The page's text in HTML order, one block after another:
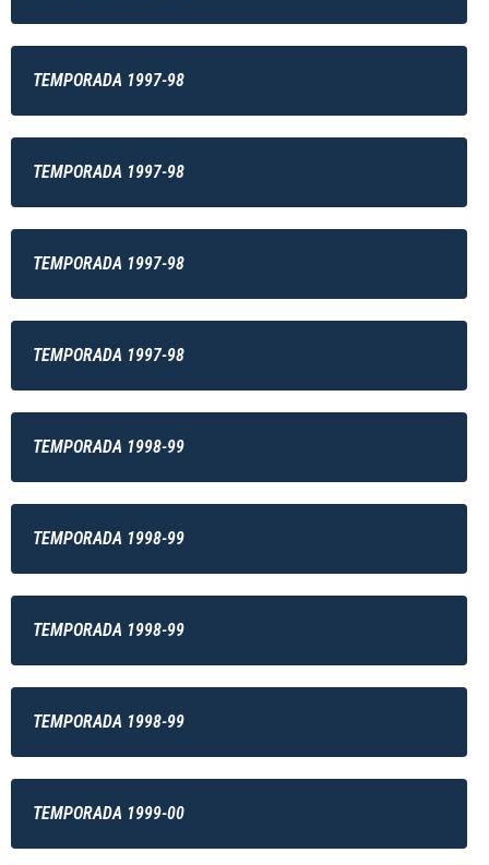
TEMPORADA 1997-98
TEMPORADA 1997-98
TEMPORADA 1997-98
TEMPORADA 1997-98
TEMPORADA 1998-99
TEMPORADA 1998-99
TEMPORADA 1998-99
TEMPORADA 1998-99
TEMPORADA 1999-00